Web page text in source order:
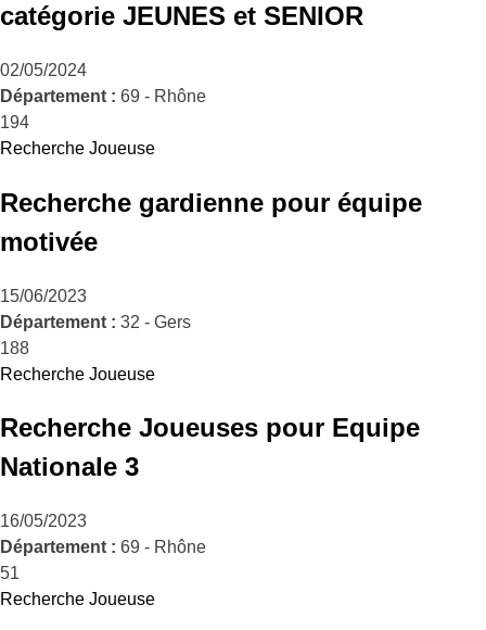
catégorie JEUNES et SENIOR
02/05/2024
Département : 69 - Rhône
194
Recherche Joueuse
Recherche gardienne pour équipe
motivée
15/06/2023
Département : 32 - Gers
188
Recherche Joueuse
Recherche Joueuses pour Equipe
Nationale 3
16/05/2023
Département : 69 - Rhône
51
Recherche Joueuse